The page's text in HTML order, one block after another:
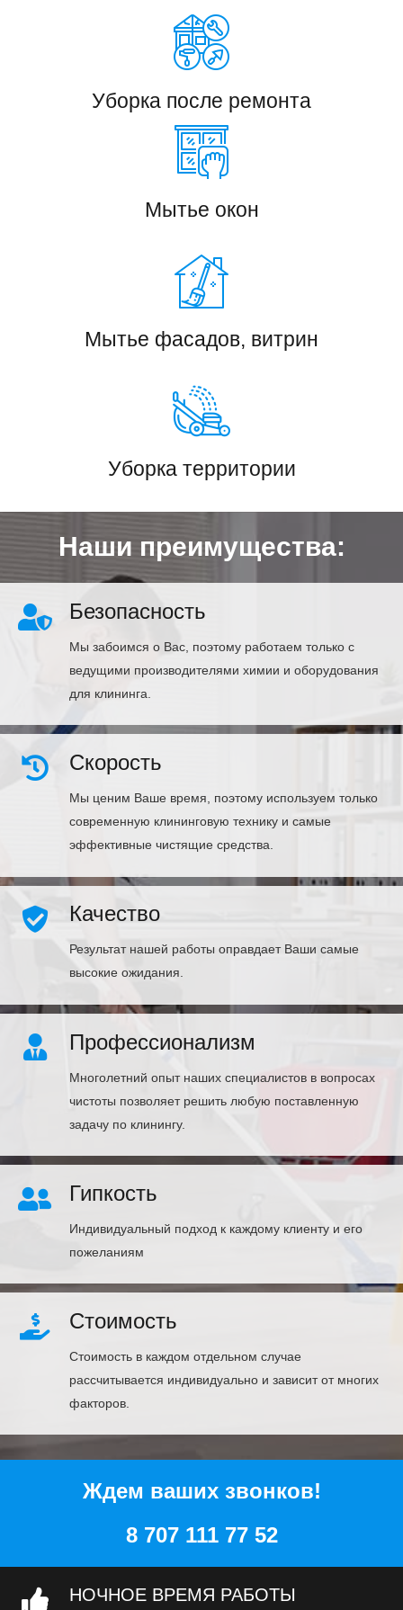
Уборка после ремонта
Мытье окон
Мытье фасадов, витрин
Уборка территории
Наши преимущества:
Безопасность
Мы забоимся о Вас, поэтому работаем только с
ведущими производителями химии и оборудования
для клининга.
Скорость
Мы ценим Ваше время, поэтому используем только
современную клининговую технику и самые
эффективные чистящие средства.
Качество
Результат нашей работы оправдает Ваши самые
высокие ожидания.
Профессионализм
Многолетний опыт наших специалистов в вопросах
чистоты позволяет решить любую поставленную
задачу по клинингу.
Гипкость
Индивидуальный подход к каждому клиенту и его
пожеланиям
Стоимость
Стоимость в каждом отдельном случае
рассчитывается индивидуально и зависит от многих
факторов.
Ждем ваших звонков!
8 707 111 77 52
НОЧНОЕ ВРЕМЯ РАБОТЫ